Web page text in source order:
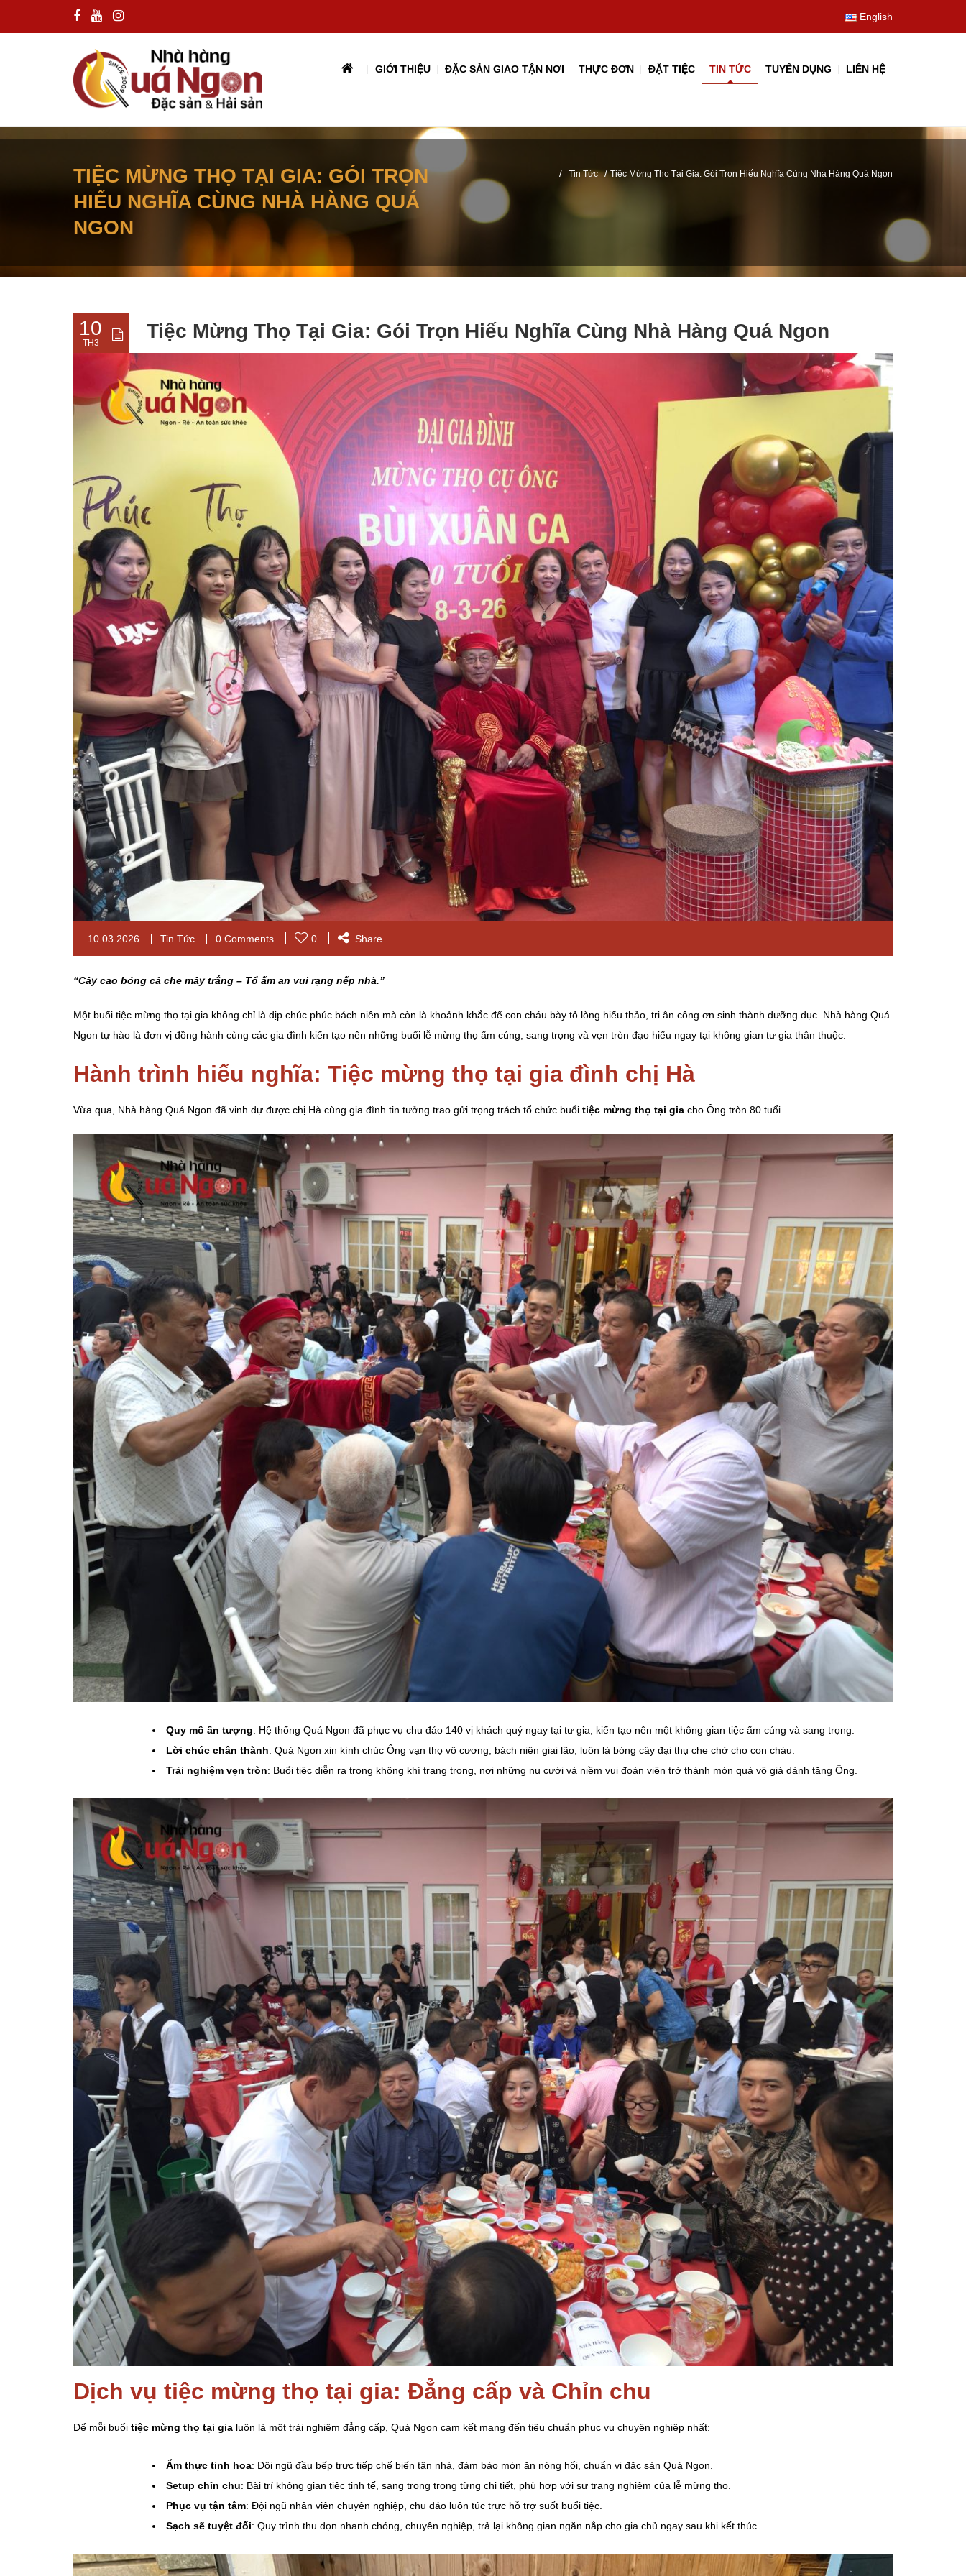
English
GIỚI THIỆU ĐẶC SẢN GIAO TẬN NƠI THỰC ĐƠN ĐẶT TIỆC TIN TỨC TUYỂN DỤNG LIÊN HỆ
TIỆC MỪNG THỌ TẠI GIA: GÓI TRỌN
HIẾU NGHĨA CÙNG NHÀ HÀNG QUÁ
NGON
/ Tin Tức /Tiệc Mừng Thọ Tại Gia: Gói Trọn Hiếu Nghĩa Cùng Nhà Hàng Quá Ngon
10
TH3
Tiệc Mừng Thọ Tại Gia: Gói Trọn Hiếu Nghĩa Cùng Nhà Hàng Quá Ngon
10.03.2026 Tin Tức 0 Comments 0 Share
“Cây cao bóng cả che mây trắng – Tổ ấm an vui rạng nếp nhà.”
Một buổi tiệc mừng thọ tại gia không chỉ là dịp chúc phúc bách niên mà còn là khoảnh khắc để con cháu bày tỏ lòng hiếu thảo, tri ân công ơn sinh thành dưỡng dục. Nhà hàng Quá
Ngon tự hào là đơn vị đồng hành cùng các gia đình kiến tạo nên những buổi lễ mừng thọ ấm cúng, sang trọng và vẹn tròn đạo hiếu ngay tại không gian tư gia thân thuộc.
Hành trình hiếu nghĩa: Tiệc mừng thọ tại gia đình chị Hà
Vừa qua, Nhà hàng Quá Ngon đã vinh dự được chị Hà cùng gia đình tin tưởng trao gửi trọng trách tổ chức buổi tiệc mừng thọ tại gia cho Ông tròn 80 tuổi.
Quy mô ấn tượng: Hệ thống Quá Ngon đã phục vụ chu đáo 140 vị khách quý ngay tại tư gia, kiến tạo nên một không gian tiệc ấm cúng và sang trọng.
Lời chúc chân thành: Quá Ngon xin kính chúc Ông vạn thọ vô cương, bách niên giai lão, luôn là bóng cây đại thụ che chở cho con cháu.
Trải nghiệm vẹn tròn: Buổi tiệc diễn ra trong không khí trang trọng, nơi những nụ cười và niềm vui đoàn viên trở thành món quà vô giá dành tặng Ông.
Dịch vụ tiệc mừng thọ tại gia: Đẳng cấp và Chỉn chu
Để mỗi buổi tiệc mừng thọ tại gia luôn là một trải nghiệm đẳng cấp, Quá Ngon cam kết mang đến tiêu chuẩn phục vụ chuyên nghiệp nhất:
Ẩm thực tinh hoa: Đội ngũ đầu bếp trực tiếp chế biến tận nhà, đảm bảo món ăn nóng hổi, chuẩn vị đặc sản Quá Ngon.
Setup chỉn chu: Bài trí không gian tiệc tinh tế, sang trọng trong từng chi tiết, phù hợp với sự trang nghiêm của lễ mừng thọ.
Phục vụ tận tâm: Đội ngũ nhân viên chuyên nghiệp, chu đáo luôn túc trực hỗ trợ suốt buổi tiệc.
Sạch sẽ tuyệt đối: Quy trình thu dọn nhanh chóng, chuyên nghiệp, trả lại không gian ngăn nắp cho gia chủ ngay sau khi kết thúc.